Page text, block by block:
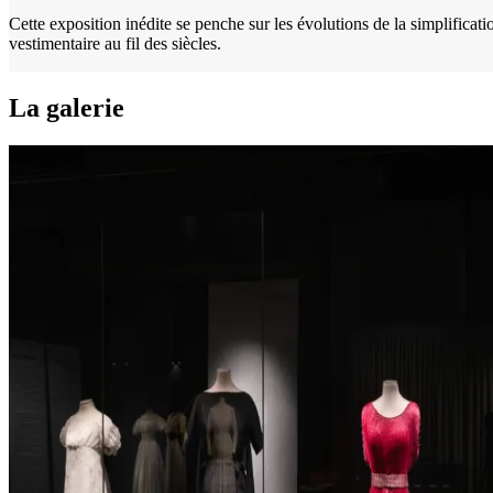
Cette exposition inédite se penche sur les évolutions de la
vestimentaire au fil des siècles.
La galerie